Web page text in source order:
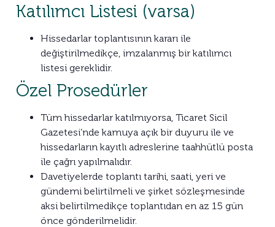
Katılımcı Listesi (varsa)
Hissedarlar toplantısının kararı ile
değiştirilmedikçe, imzalanmış bir katılımcı
listesi gereklidir.
Özel Prosedürler
Tüm hissedarlar katılmıyorsa, Ticaret Sicil
Gazetesi’nde kamuya açık bir duyuru ile ve
hissedarların kayıtlı adreslerine taahhütlü posta
ile çağrı yapılmalıdır.
Davetiyelerde toplantı tarihi, saati, yeri ve
gündemi belirtilmeli ve şirket sözleşmesinde
aksi belirtilmedikçe toplantıdan en az 15 gün
önce gönderilmelidir.